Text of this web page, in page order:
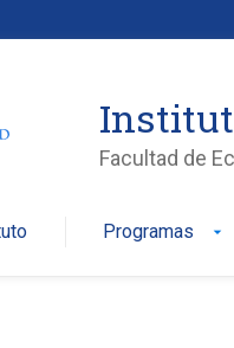
Facultad de
Programas arrow_drop_down